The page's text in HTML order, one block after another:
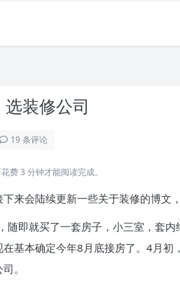
装修公司
19 条评论
费 3 分钟才能阅读完成。
来会陆续更新一些关于装修的博文
即就买了一套房子，小三室，套内
基本确定今年8月底接房了。4月初
。